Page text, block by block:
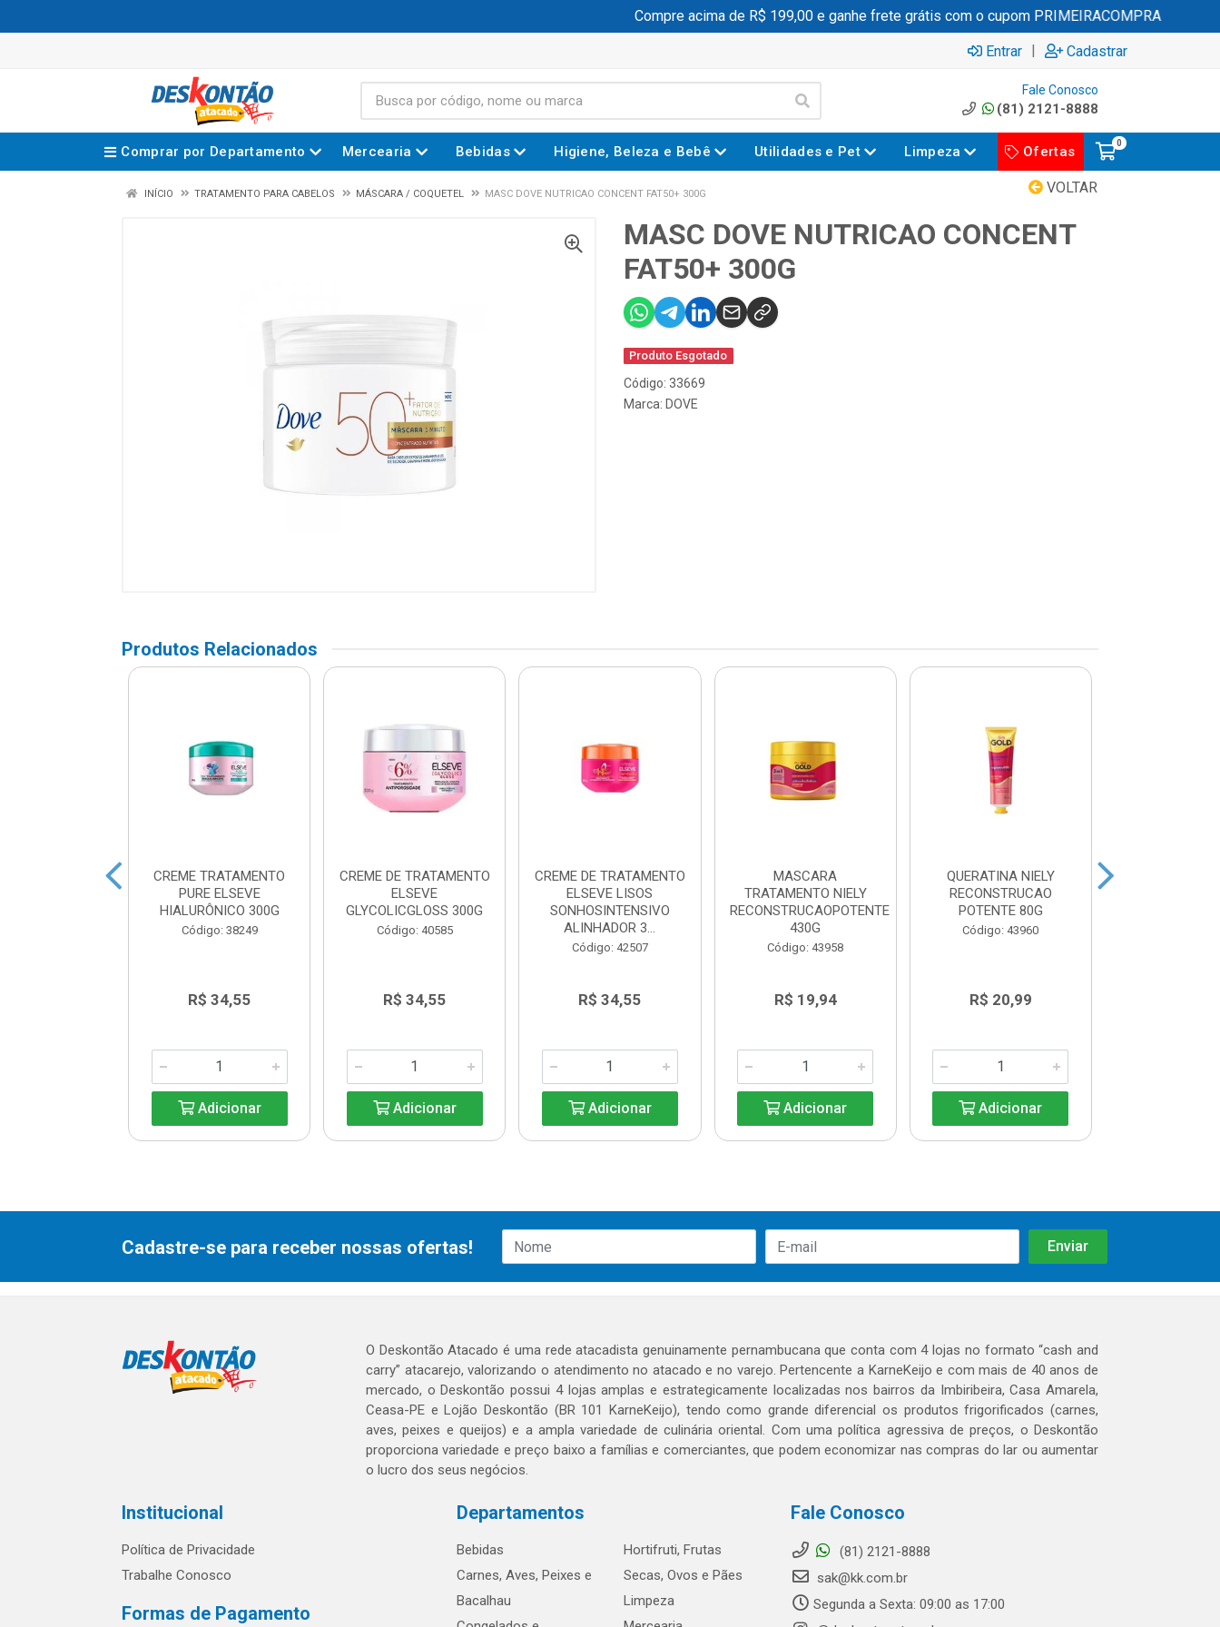
Compre acima de R$ 199,00 e ganhe frete grátis com o cupom PRIMEIRACOMPRA
Entrar | Cadastrar
Fale Conosco
(81) 2121-8888
Comprar por Departamento Mercearia Bebidas Higiene, Beleza e Bebê Utilidades e Pet Limpeza Ofertas
0
VOLTAR
INÍCIO TRATAMENTO PARA CABELOS MÁSCARA / COQUETEL MASC DOVE NUTRICAO CONCENT FAT50+ 300G
MASC DOVE NUTRICAO CONCENT
FAT50+ 300G
Produto Esgotado
Código: 33669
Marca: DOVE
Produtos Relacionados
CREME TRATAMENTO
PURE ELSEVE
HIALURÔNICO 300G
Código: 38249
R$ 34,55
Adicionar
CREME DE TRATAMENTO
ELSEVE
GLYCOLICGLOSS 300G
Código: 40585
R$ 34,55
Adicionar
CREME DE TRATAMENTO
ELSEVE LISOS
SONHOSINTENSIVO
ALINHADOR 3...
Código: 42507
R$ 34,55
Adicionar
MASCARA
TRATAMENTO NIELY
RECONSTRUCAOPOTENTE
430G
Código: 43958
R$ 19,94
Adicionar
QUERATINA NIELY
RECONSTRUCAO
POTENTE 80G
Código: 43960
R$ 20,99
Adicionar
Cadastre-se para receber nossas ofertas!
O Deskontão Atacado é uma rede atacadista genuinamente pernambucana que conta com 4 lojas no formato “cash and
carry” atacarejo, valorizando o atendimento no atacado e no varejo. Pertencente a KarneKeijo e com mais de 40 anos de
mercado, o Deskontão possui 4 lojas amplas e estrategicamente localizadas nos bairros da Imbiribeira, Casa Amarela,
Ceasa-PE e Lojão Deskontão (BR 101 KarneKeijo), tendo como grande diferencial os produtos frigorificados (carnes,
aves, peixes e queijos) e a ampla variedade de culinária oriental. Com uma política agressiva de preços, o Deskontão
proporciona variedade e preço baixo a famílias e comerciantes, que podem economizar nas compras do lar ou aumentar
o lucro dos seus negócios.
Institucional
Política de Privacidade
Trabalhe Conosco
Formas de Pagamento
Departamentos
Bebidas
Carnes, Aves, Peixes e
Bacalhau
Hortifruti, Frutas
Secas, Ovos e Pães
Limpeza
Fale Conosco
(81) 2121-8888
sak@kk.com.br
Segunda a Sexta: 09:00 as 17:00